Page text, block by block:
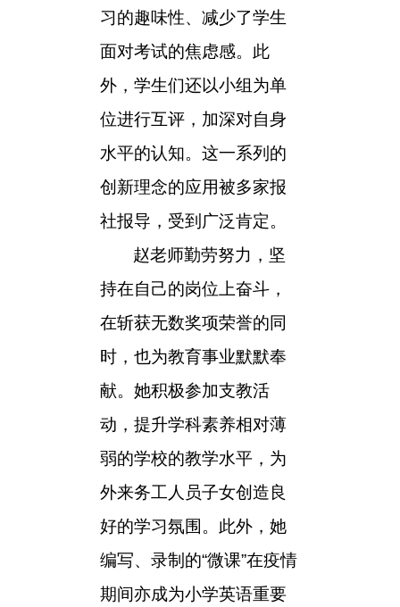
习的趣味性、减少了学生
面对考试的焦虑感。此
外，学生们还以小组为单
位进行互评，加深对自身
水平的认知。这一系列的
创新理念的应用被多家报
社报导，受到广泛肯定。
赵老师勤劳努力，坚
持在自己的岗位上奋斗，
在斩获无数奖项荣誉的同
时，也为教育事业默默奉
献。她积极参加支教活
动，提升学科素养相对薄
弱的学校的教学水平，为
外来务工人员子女创造良
好的学习氛围。此外，她
编写、录制的“微课”在疫情
期间亦成为小学英语重要